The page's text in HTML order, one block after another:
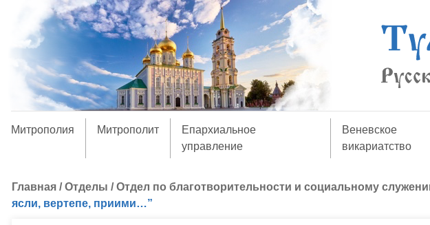
Митрополия Митрополит
Епархиальное
управление
Веневское
викариатство
Главная /Отделы /Отдел по благотворительности и социальному
ясли, вертепе, приими…”